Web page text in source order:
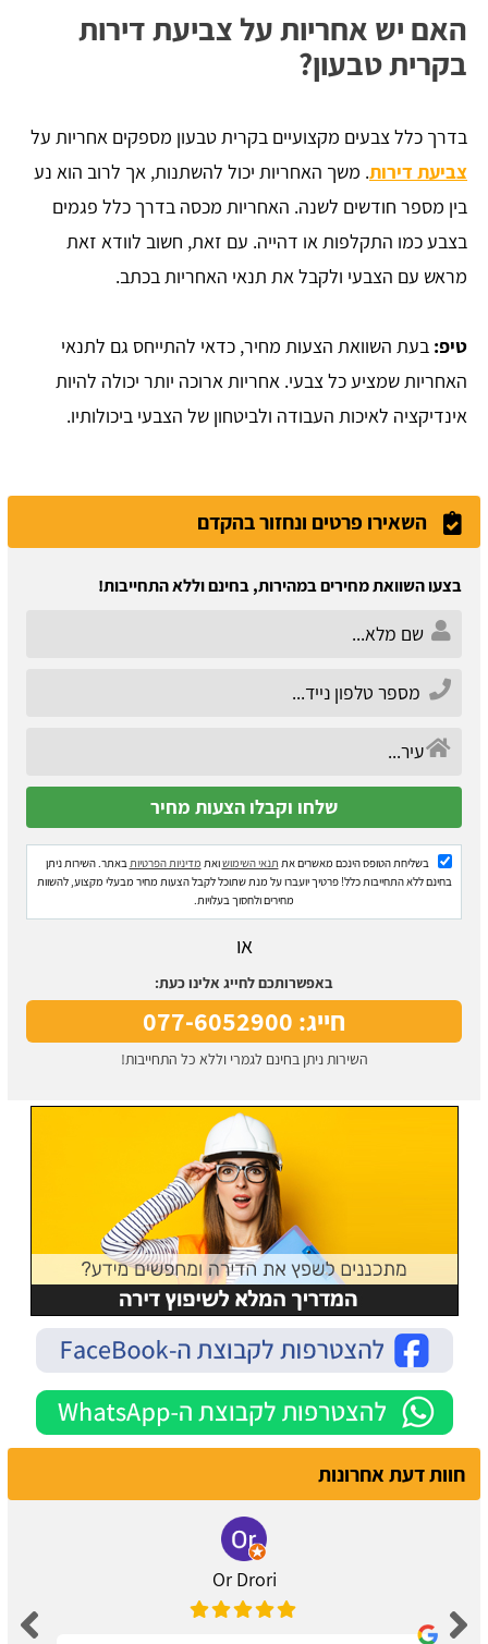
האם יש אחריות על צביעת דירות
בקרית טבעון?
בדרך כלל צבעים מקצועיים בקרית טבעון מספקים אחריות על
צביעת דירות. משך האחריות יכול להשתנות, אך לרוב הוא נע
בין מספר חודשים לשנה. האחריות מכסה בדרך כלל פגמים
בצבע כמו התקלפות או דהייה. עם זאת, חשוב לוודא זאת
מראש עם הצבעי ולקבל את תנאי האחריות בכתב.
טיפ: בעת השוואת הצעות מחיר, כדאי להתייחס גם לתנאי
האחריות שמציע כל צבעי. אחריות ארוכה יותר יכולה להיות
אינדיקציה לאיכות העבודה ולביטחון של הצבעי ביכולותיו.
השאירו פרטים ונחזור בהקדם
בצעו השוואת מחירים במהירות, בחינם וללא התחייבות!
בשליחת הטופס הינכם מאשרים את תנאי השימושואת מדיניות הפרטיות באתר. השירות ניתן
בחינם ללא התחייבות כלל! פרטיך יועברו על מנת שתוכל לקבל הצעות מחיר מבעלי מקצוע, להשוות
מחירים ולחסוך בעלויות.
או
באפשרותכם לחייג אלינו כעת:
חייג: 077-6052900
השירות ניתן בחינם לגמרי וללא כל התחייבות!
חוות דעת אחרונות
Or Drori